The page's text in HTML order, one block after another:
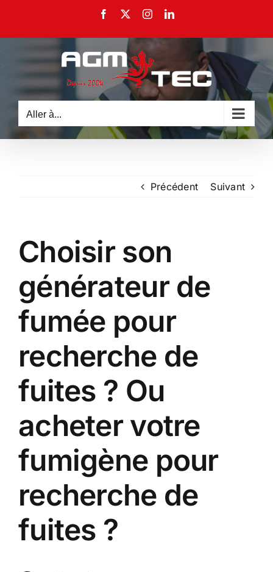
contenu
Facebook InstagramLinkedIn
Aller à...
Précédent Suivant
Choisir son
générateur de
fumée pour
recherche de
fuites ? Ou
acheter votre
fumigène pour
recherche de
fuites ?